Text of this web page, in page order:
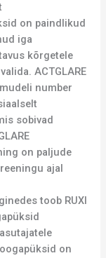
on paindlikud
iga
kõrgetele
ACTGLARE
number
sobivad
on paljude
ajal
toob RUXI
on